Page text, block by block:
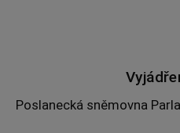
Poslanecká sněmovna